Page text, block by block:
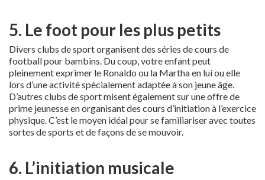
5. Le foot pour les plus petits
Divers clubs de sport organisent des séries de cours de
football pour bambins. Du coup, votre enfant peut
pleinement exprimer le Ronaldo ou la Martha en lui ou elle
lors d’une activité spécialement adaptée à son jeune âge.
D’autres clubs de sport misent également sur une offre de
prime jeunesse en organisant des cours d’initiation à l’exercice
physique. C’est le moyen idéal pour se familiariser avec toutes
sortes de sports et de façons de se mouvoir.
6. L’initiation musicale